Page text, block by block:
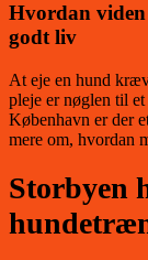
Hvordan
godt liv
At eje en hund
pleje er nøglen til
København er der
mere om, hvordan
Storbyen